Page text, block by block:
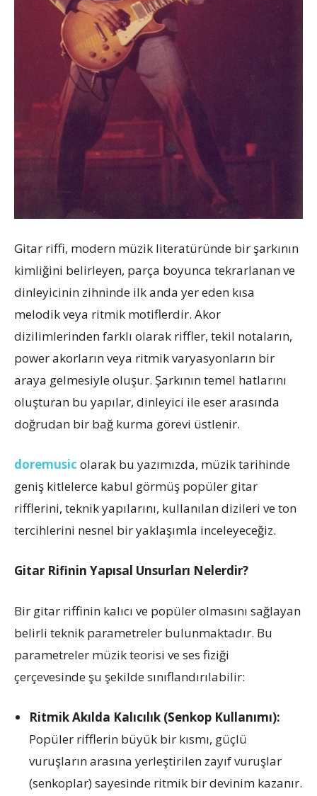
Gitar riffi, modern müzik literatüründe bir şarkının
kimliğini belirleyen, parça boyunca tekrarlanan ve
dinleyicinin zihninde ilk anda yer eden kısa
melodik veya ritmik motiflerdir. Akor
dizilimlerinden farklı olarak riffler, tekil notaların,
power akorların veya ritmik varyasyonların bir
araya gelmesiyle oluşur. Şarkının temel hatlarını
oluşturan bu yapılar, dinleyici ile eser arasında
doğrudan bir bağ kurma görevi üstlenir.
doremusic olarak bu yazımızda, müzik tarihinde
geniş kitlelerce kabul görmüş popüler gitar
rifflerini, teknik yapılarını, kullanılan dizileri ve ton
tercihlerini nesnel bir yaklaşımla inceleyeceğiz.
Gitar Rifinin Yapısal Unsurları Nelerdir?
Bir gitar riffinin kalıcı ve popüler olmasını sağlayan
belirli teknik parametreler bulunmaktadır. Bu
parametreler müzik teorisi ve ses fiziği
çerçevesinde şu şekilde sınıflandırılabilir:
Ritmik Akılda Kalıcılık (Senkop Kullanımı):
Popüler rifflerin büyük bir kısmı, güçlü
vuruşların arasına yerleştirilen zayıf vuruşlar
(senkoplar) sayesinde ritmik bir devinim kazanır.